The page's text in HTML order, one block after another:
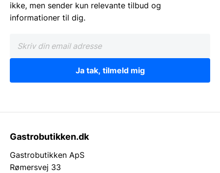
ikke, men sender kun relevante tilbud og
informationer til dig.
Ja tak, tilmeld mig
Gastrobutikken.dk
Gastrobutikken ApS
Rømersvej 33